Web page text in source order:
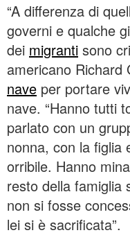
“A differenza di
governi e qualche
dei migranti sono
americano Richard
nave per portare
nave. “Hanno tutti
parlato con un
nonna, con la figlia
orribile. Hanno
resto della famiglia
non si fosse
lei si è sacrificata”.